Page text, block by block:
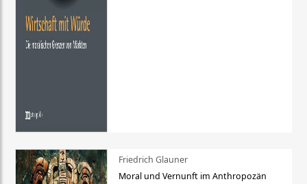
Friedrich Glauner
Moral und Vernunft im Anthropozän